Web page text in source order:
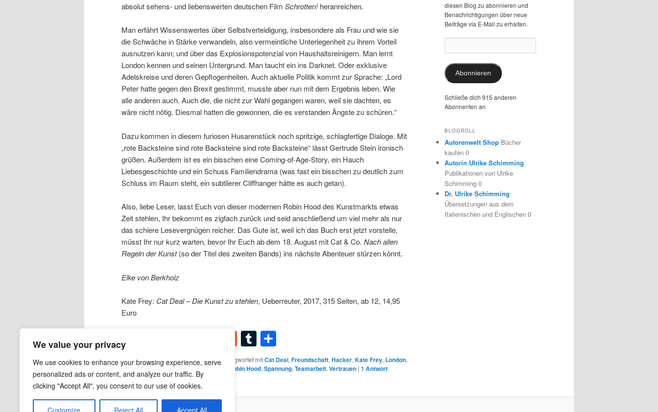
We value your privacy
We use cookies to enhance your browsing experience, serve
personalized ads or content, and analyze our traffic. By
clicking "Accept All", you consent to our use of cookies.
Customize Reject All Accept All
absolut sehens- und liebenswerten deutschen Film Schrotten!heranreichen.
Man erfährt Wissenswertes über Selbstverteidigung, insbesondere als Frau und wie sie
die Schwäche in Stärke verwandeln, also vermeintliche Unterlegenheit zu ihrem Vorteil
ausnutzen kann; und über das Explosionspotenzial von Haushaltsreinigern. Man lernt
London kennen und seinen Untergrund. Man taucht ein ins Darknet. Oder exklusive
Adelskreise und deren Gepflogenheiten. Auch aktuelle Politik kommt zur Sprache: „Lord
Peter hatte gegen den Brexit gestimmt, musste aber nun mit dem Ergebnis leben. Wie
alle anderen auch. Auch die, die nicht zur Wahl gegangen waren, weil sie dachten, es
wäre nicht nötig. Diesmal hatten die gewonnen, die es verstanden Ängste zu schüren.“
Dazu kommen in diesem furiosen Husarenstück noch spritzige, schlagfertige Dialoge. Mit
„rote Backsteine sind rote Backsteine sind rote Backsteine“ lässt Gertrude Stein ironisch
grüßen. Außerdem ist es ein bisschen eine Coming-of-Age-Story, ein Hauch
Liebesgeschichte und ein Schuss Familiendrama (was fast ein bisschen zu deutlich zum
Schluss im Raum steht, ein subtilerer Cliffhanger hätte es auch getan).
Also, liebe Leser, lasst Euch von dieser modernen Robin Hood des Kunstmarkts etwas
Zeit stehlen, Ihr bekommt es zigfach zurück und seid anschließend um viel mehr als nur
das schiere Lesevergnügen reicher. Das Gute ist, weil ich das Buch erst jetzt vorstelle,
müsst Ihr nur kurz warten, bevor Ihr Euch ab dem 18. August mit Cat & Co. Nach allen
Regeln der Kunst(so der Titel des zweiten Bands) ins nächste Abenteuer stürzen könnt.
Elke von Berkholz
Kate Frey: Cat Deal – Die Kunst zu stehlen, Ueberreuter, 2017, 315 Seiten, ab 12, 14,95
Euro
LinkedIn
Pinterest
XING
RedditTumblr
Veröffentlicht unterJugendbuch |Verschlagwortet mitCat Deal, Freundschaft, Hacker, Kate Frey, London,
Meisterdiebin ,Raffinesse Raubkunst Robin Hood, Spannung, Teamarbeit, Vertrauen | 1 Antwort
diesen Blog zu abonnieren und
Benachrichtigungen über neue
Beiträge via E-Mail zu erhalten.
Mail-
Abonnieren
Schließe dich 915 anderen
Abonnenten an
BLOGROLL
Autorenwelt Shop Bücher
kaufen 0
Autorin Ulrike Schimming
Publikationen von Ulrike
Schimming 0
Dr. Ulrike Schimming
Übersetzungen aus dem
Italienischen und Englischen 0